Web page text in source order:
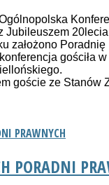
20lecia
założono Poradnię
gościła
goście ze Stanów
PRAWNYCH
PORADNI